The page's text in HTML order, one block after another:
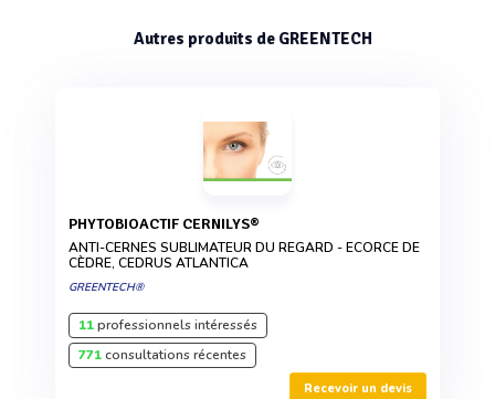
Autres produits de GREENTECH
PHYTOBIOACTIF CERNILYS®
ANTI-CERNES SUBLIMATEUR DU REGARD - ECORCE DE
CÈDRE, CEDRUS ATLANTICA
GREENTECH®
11professionnels intéressés
771consultations récentes
Recevoir un devis